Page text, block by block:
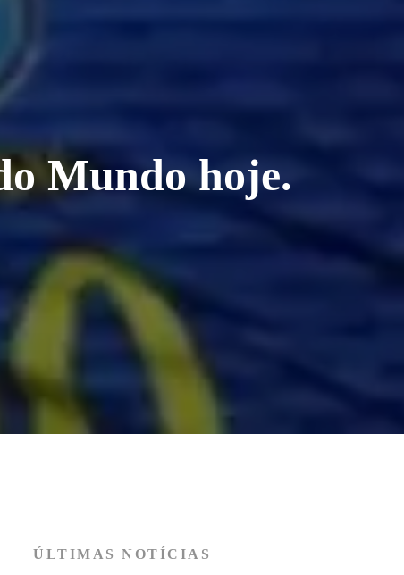
Mundo hoje.
ÚLTIMAS NOTÍCIAS